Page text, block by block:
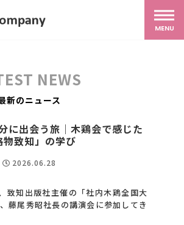
MENU
NEWS
新のニュース
に出会う旅｜木鶏会で感じた
物致知」の学び
2026.06.28
致知出版社主催の「社内木鶏全国大
藤尾秀昭社長の講演会に参加してき